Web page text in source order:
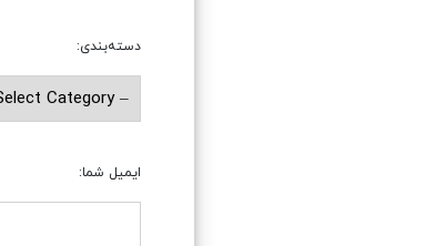
دسته‌بندی:
ایمیل شما: